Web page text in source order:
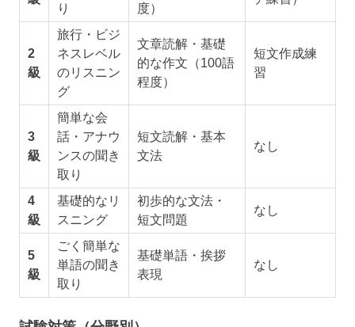
り
度）
2
級
旅行・ビジ
ネスレベル
のリスニン
グ
文章読解・基礎
的な作文（100語
程度）
短文作成練
習
3
級
簡単な会
話・アナウ
ンスの聞き
取り
短文読解・基本
文法
なし
4
級
基礎的なリ
スニング
初歩的な文法・
短文問題
なし
5
級
ごく簡単な
単語の聞き
取り
基礎単語・挨拶
表現
なし